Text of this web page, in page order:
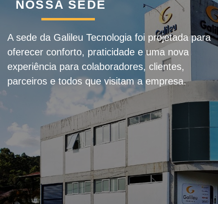
NOSSA SEDE
A sede da Galileu Tecnologia foi projetada para
oferecer conforto, praticidade e uma nova
experiência para colaboradores, clientes,
parceiros e todos que visitam a empresa.